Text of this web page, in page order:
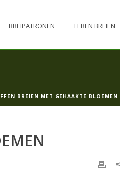
BREIPATRONEN LEREN BREIEN
BREIEN MET GEHAAKTE BLOEMEN